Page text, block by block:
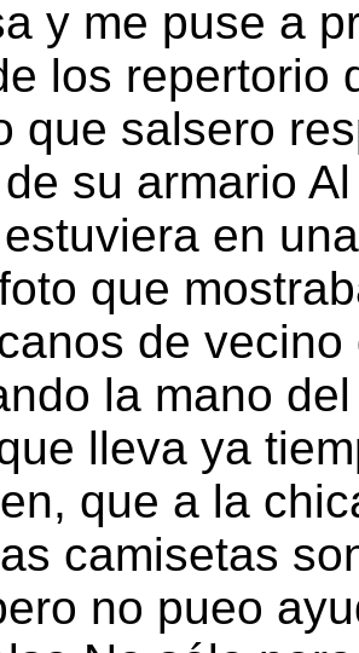
y me puse a
los repertorio
que salsero
su armario
en
que
de
la mano
lleva ya
que a la
camisetas
no pueo